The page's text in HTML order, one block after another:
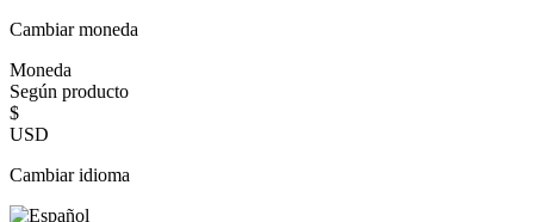
Cambiar moneda
Moneda
Según producto
$
USD
Cambiar idioma